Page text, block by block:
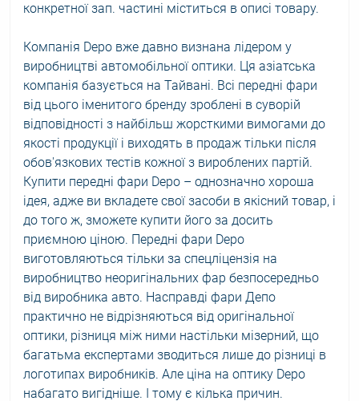
конкретної зап. частині міститься в описі товару.
Компанія Depo вже давно визнана лідером у
виробництві автомобільної оптики. Ця азіатська
компанія базується на Тайвані. Всі передні фари
від цього іменитого бренду зроблені в суворій
відповідності з найбільш жорсткими вимогами до
якості продукції і виходять в продаж тільки після
обов'язкових тестів кожної з вироблених партій.
Купити передні фари Depo – однозначно хороша
ідея, адже ви вкладете свої засоби в якісний товар, і
до того ж, зможете купити його за досить
приємною ціною. Передні фари Depo
виготовляються тільки за спецліцензія на
виробництво неоригінальних фар безпосередньо
від виробника авто. Насправді фари Депо
практично не відрізняються від оригінальної
оптики, різниця між ними настільки мізерний, що
багатьма експертами зводиться лише до різниці в
логотипах виробників. Але ціна на оптику Depo
набагато вигідніше. І тому є кілька причин.